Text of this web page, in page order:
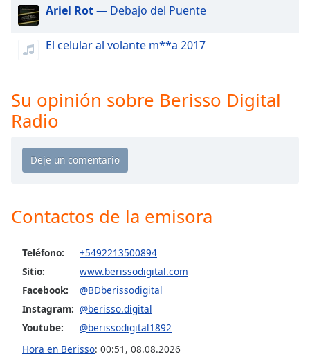
Text
Background
Caption
Background
Edge
Style
Ariel Rot— Debajo del Puente
El celular al volante m**a 2017
Su opinión sobre Berisso Digital
Radio
Contactos de la emisora
Teléfono:
+5492213500894
Sitio:
www.berissodigital.com
Facebook:
@BDberissodigital
Instagram: @berisso.digital
Youtube:
@berissodigital1892
Hora en Berisso: 00:51 , 08.08.2026